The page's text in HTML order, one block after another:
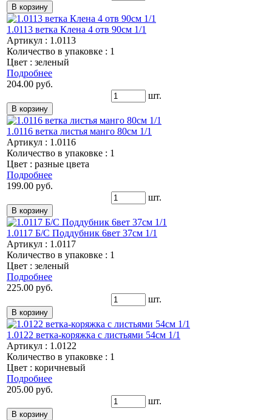
1.0113 ветка Клена 4 отв 90см 1/1
Артикул : 1.0113
Количество в упаковке : 1
Цвет : зеленый
Подробнее
204.00 руб.
шт.
1.0116 ветка листья манго 80см 1/1
Артикул : 1.0116
Количество в упаковке : 1
Цвет : разные цвета
Подробнее
199.00 руб.
шт.
1.0117 Б/С Поддубник 6вет 37см 1/1
Артикул : 1.0117
Количество в упаковке : 1
Цвет : зеленый
Подробнее
225.00 руб.
шт.
1.0122 ветка-коряжка с листьями 54см 1/1
Артикул : 1.0122
Количество в упаковке : 1
Цвет : коричневый
Подробнее
205.00 руб.
шт.